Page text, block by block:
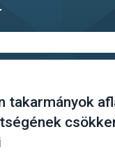
takarmányok